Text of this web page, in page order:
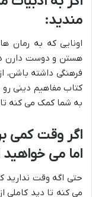
مندید:
اونایی که به رمان
هستن و دوست دارن
فرهنگی داشته باشن،
کتاب مفاهیم دینی
به شما کمک می کنه تا
اگر وقت کمی
اما می
حتی اگه وقت ندارید
می کنه تا دید کاملی